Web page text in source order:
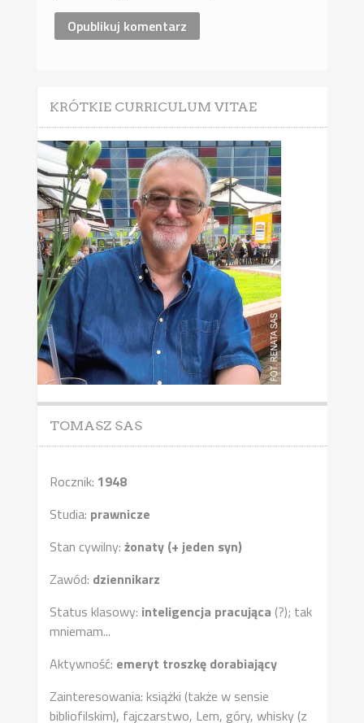
KRÓTKIE CURRICULUM VITAE
TOMASZ SAS
Rocznik: 1948
Studia: prawnicze
Stan cywilny: żonaty (+ jeden syn)
Zawód: dziennikarz
Status klasowy: inteligencja pracująca (?); tak
mniemam...
Aktywność: emeryt troszkę dorabiający
Zainteresowania: książki (także w sensie
bibliofilskim), fajczarstwo, Lem, góry, whisky (z